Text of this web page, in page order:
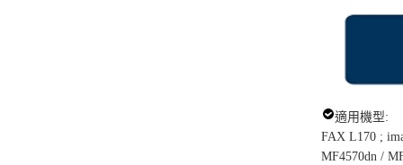
適用機型:
FAX L170 ;
MF4570dn /